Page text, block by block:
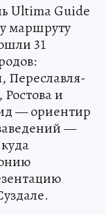
Ultima Guide
маршруту
31
Переславля-
и
— ориентир
—